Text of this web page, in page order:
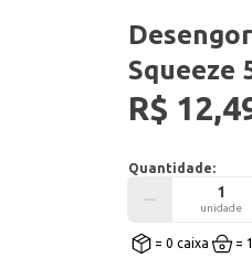
Squeeze
R$
Quantidade:
unidade
= 0 caixa =